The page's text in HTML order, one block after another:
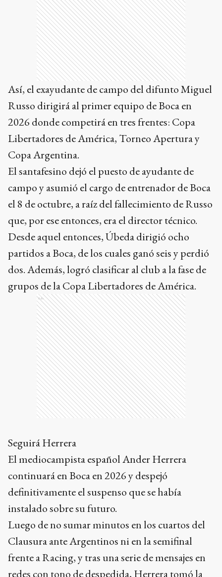
Así, el exayudante de campo del difunto Miguel
Russo dirigirá al primer equipo de Boca en
2026 donde competirá en tres frentes: Copa
Libertadores de América, Torneo Apertura y
Copa Argentina.
El santafesino dejó el puesto de ayudante de
campo y asumió el cargo de entrenador de Boca
el 8 de octubre, a raíz del fallecimiento de Russo
que, por ese entonces, era el director técnico.
Desde aquel entonces, Úbeda dirigió ocho
partidos a Boca, de los cuales ganó seis y perdió
dos. Además, logró clasificar al club a la fase de
grupos de la Copa Libertadores de América.
Ads
Seguirá Herrera
El mediocampista español Ander Herrera
continuará en Boca en 2026 y despejó
definitivamente el suspenso que se había
instalado sobre su futuro.
Luego de no sumar minutos en los cuartos del
Clausura ante Argentinos ni en la semifinal
frente a Racing, y tras una serie de mensajes en
redes con tono de despedida, Herrera tomó la